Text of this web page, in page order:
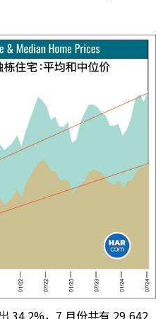
34.2%，7 月份共有 29,642